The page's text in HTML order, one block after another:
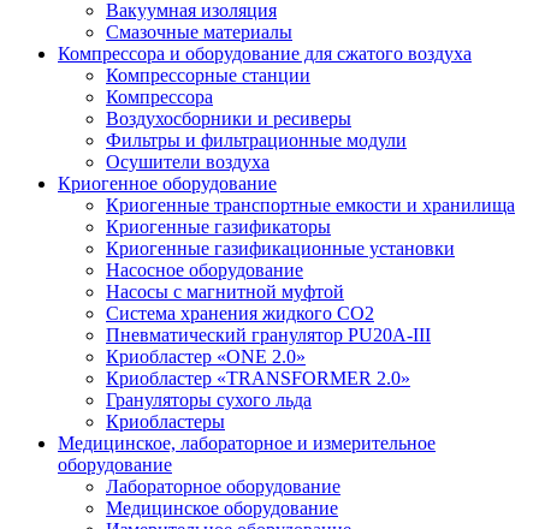
Вакуумная изоляция
Смазочные материалы
Компрессора и оборудование для сжатого воздуха
Компрессорные станции
Компрессора
Воздухосборники и ресиверы
Фильтры и фильтрационные модули
Осушители воздуха
Криогенное оборудование
Криогенные транспортные емкости и хранилища
Криогенные газификаторы
Криогенные газификационные установки
Насосное оборудование
Насосы с магнитной муфтой
Система хранения жидкого CO2
Пневматический гранулятор PU20A-III
Криобластер «ONE 2.0»
Криобластер «TRANSFORMER 2.0»
Грануляторы сухого льда
Криобластеры
Медицинское, лабораторное и измерительное
оборудование
Лабораторное оборудование
Медицинское оборудование